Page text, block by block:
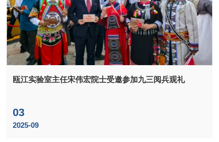
瓯江实验室主任宋伟宏院士受邀参加九三阅兵观礼
03
2025-09